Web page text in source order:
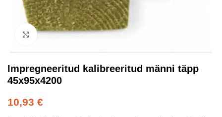
Kliki suurendamiseks
Impregneeritud kalibreeritud männi täpp
45x95x4200
10,93 €